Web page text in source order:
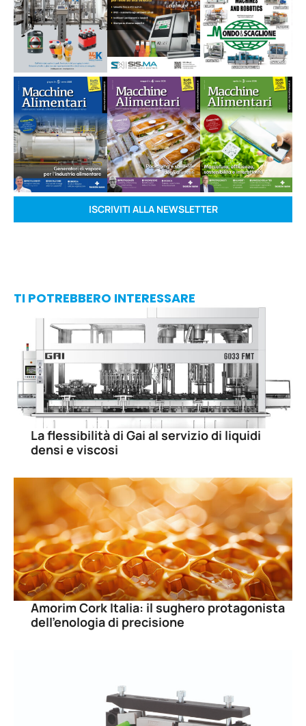
ISCRIVITI ALLA NEWSLETTER
TI POTREBBERO INTERESSARE
La flessibilità di Gai al servizio di liquidi
densi e viscosi
Amorim Cork Italia: il sughero protagonista
dell’enologia di precisione